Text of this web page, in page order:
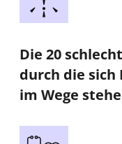
Die 20
durch die
im Wege